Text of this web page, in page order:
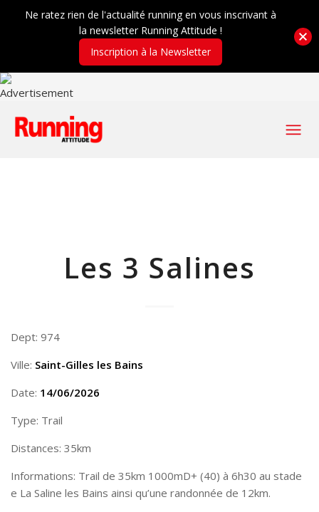
Les 3 Salines
Dept: 974
Ville: Saint-Gilles les Bains
Date: 14/06/2026
Type: Trail
Distances: 35km
Informations: Trail de 35km 1000mD+ (40) à 6h30 au stade
e La Saline les Bains ainsi qu’une randonnée de 12km.
Ne ratez rien de l'actualité running en vous inscrivant à
la newsletter Running Attitude !
Inscription à la Newsletter